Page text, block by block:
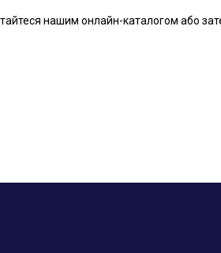
нашим онлайн-каталогом або